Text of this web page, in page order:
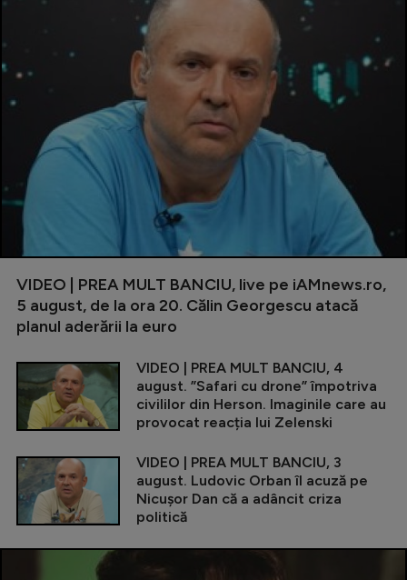
VIDEO | PREA MULT BANCIU, live pe iAMnews.ro,
5 august, de la ora 20. Călin Georgescu atacă
planul aderării la euro
VIDEO | PREA MULT BANCIU, 4
august. ”Safari cu drone” împotriva
civililor din Herson. Imaginile care au
provocat reacția lui Zelenski
VIDEO | PREA MULT BANCIU, 3
august. Ludovic Orban îl acuză pe
Nicușor Dan că a adâncit criza
politică